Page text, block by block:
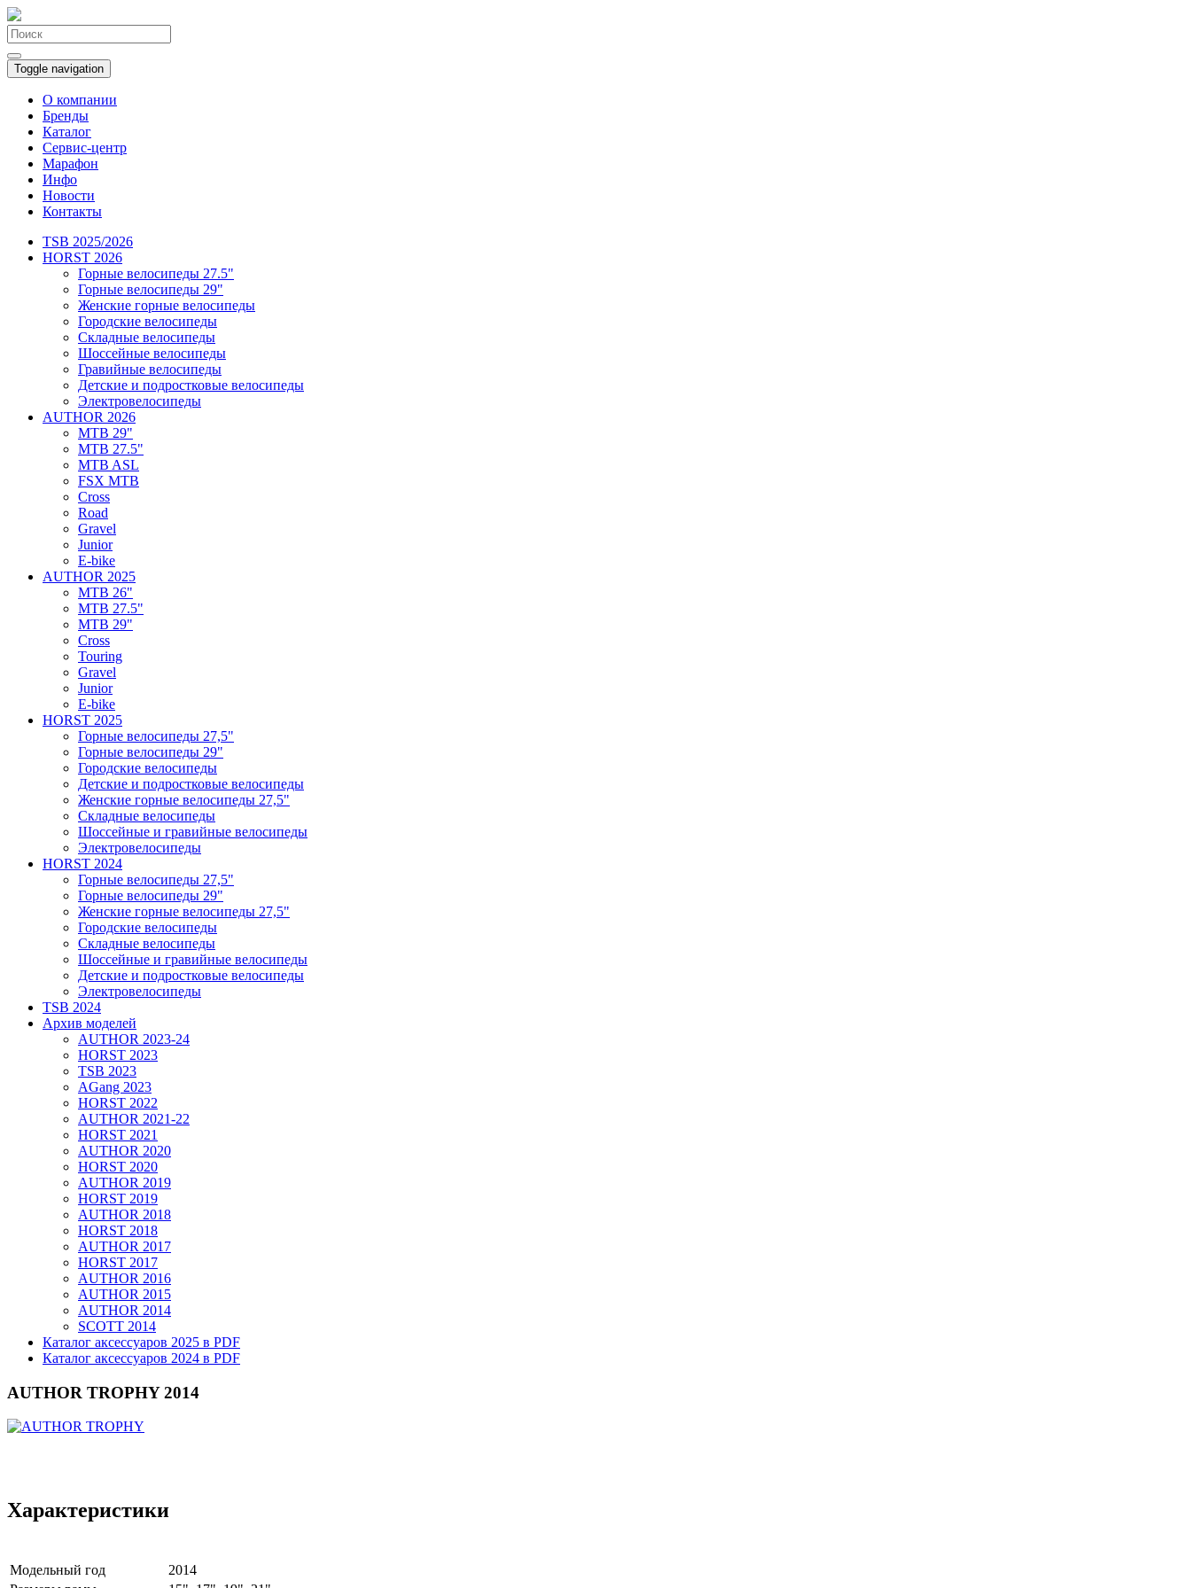
Toggle navigation
О компании
Бренды
Каталог
Сервис-центр
Марафон
Инфо
Новости
Контакты
TSB 2025/2026
HORST 2026
Горные велосипеды 27.5"
Горные велосипеды 29"
Женские горные велосипеды
Городские велосипеды
Складные велосипеды
Шоссейные велосипеды
Гравийные велосипеды
Детские и подростковые велосипеды
Электровелосипеды
AUTHOR 2026
MTB 29"
MTB 27.5"
MTB ASL
FSX MTB
Cross
Road
Gravel
Junior
E-bike
AUTHOR 2025
MTB 26"
MTB 27.5"
MTB 29"
Cross
Touring
Gravel
Junior
E-bike
HORST 2025
Горные велосипеды 27,5"
Горные велосипеды 29"
Городские велосипеды
Детские и подростковые велосипеды
Женские горные велосипеды 27,5"
Складные велосипеды
Шоссейные и гравийные велосипеды
Электровелосипеды
HORST 2024
Горные велосипеды 27,5"
Горные велосипеды 29"
Женские горные велосипеды 27,5"
Городские велосипеды
Складные велосипеды
Шоссейные и гравийные велосипеды
Детские и подростковые велосипеды
Электровелосипеды
TSB 2024
Архив моделей
AUTHOR 2023-24
HORST 2023
TSB 2023
AGang 2023
HORST 2022
AUTHOR 2021-22
HORST 2021
AUTHOR 2020
HORST 2020
AUTHOR 2019
HORST 2019
AUTHOR 2018
HORST 2018
AUTHOR 2017
HORST 2017
AUTHOR 2016
AUTHOR 2015
AUTHOR 2014
SCOTT 2014
Каталог аксессуаров 2025 в PDF
Каталог аксессуаров 2024 в PDF
AUTHOR TROPHY 2014
Характеристики
Модельный год
2014